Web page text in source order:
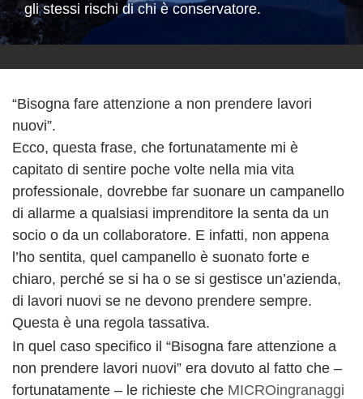
gli stessi rischi di chi è conservatore.
“Bisogna fare attenzione a non prendere lavori
nuovi”.
Ecco, questa frase, che fortunatamente mi è
capitato di sentire poche volte nella mia vita
professionale, dovrebbe far suonare un campanello
di allarme a qualsiasi imprenditore la senta da un
socio o da un collaboratore. E infatti, non appena
l’ho sentita, quel campanello è suonato forte e
chiaro, perché se si ha o se si gestisce un’azienda,
di lavori nuovi se ne devono prendere sempre.
Questa è una regola tassativa.
In quel caso specifico il “Bisogna fare attenzione a
non prendere lavori nuovi” era dovuto al fatto che –
fortunatamente – le richieste che MICROingranaggi